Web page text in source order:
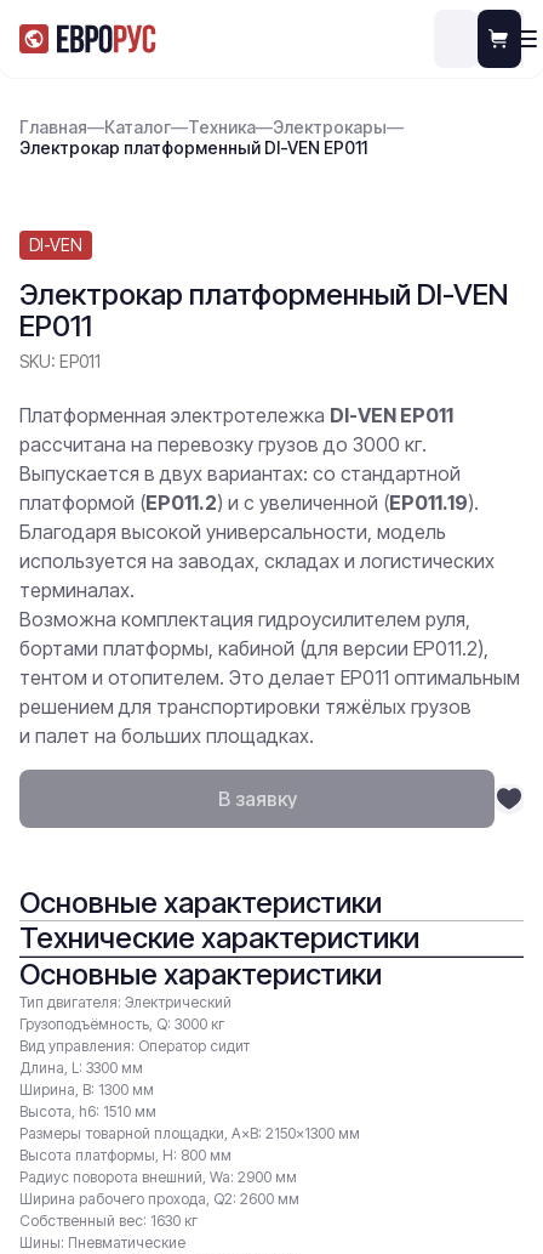
Главная—Каталог—Техника—Электрокары—
Электрокар платформенный DI-VEN EP011
Электрокар платформенный DI-VEN
EP011
DI-VEN
SKU: EP011
В заявку
Платформенная электротележка DI-VEN EP011
рассчитана на перевозку грузов до 3000 кг.
Выпускается в двух вариантах: со стандартной
платформой (EP011.2) и с увеличенной (EP011.19).
Благодаря высокой универсальности, модель
используется на заводах, складах и логистических
терминалах.
Возможна комплектация гидроусилителем руля,
бортами платформы, кабиной (для версии EP011.2),
тентом и отопителем. Это делает EP011 оптимальным
решением для транспортировки тяжёлых грузов
и палет на больших площадках.
Основные характеристики
Технические характеристики
Основные характеристики
Тип двигателя: Электрический
Грузоподъёмность, Q: 3000 кг
Вид управления: Оператор сидит
Длина, L: 3300 мм
Ширина, B: 1300 мм
Высота, h6: 1510 мм
Размеры товарной площадки, A×B: 2150×1300 мм
Высота платформы, H: 800 мм
Радиус поворота внешний, Wa: 2900 мм
Ширина рабочего прохода, Q2: 2600 мм
Собственный вес: 1630 кг
Шины: Пневматические